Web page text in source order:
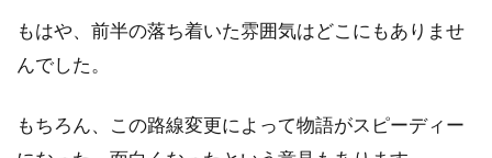
もはや、前半の落ち着いた雰囲気はどこにもありませ
んでした。
もちろん、この路線変更によって物語がスピーディー